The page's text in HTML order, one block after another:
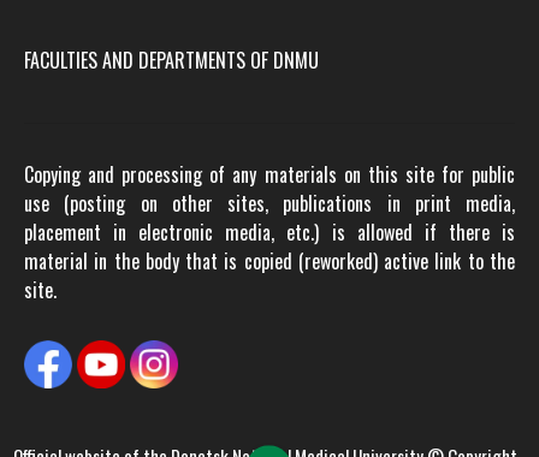
FACULTIES AND DEPARTMENTS OF DNMU
Copying and processing of any materials on this site for public
use (posting on other sites, publications in print media,
placement in electronic media, etc.) is allowed if there is
material in the body that is copied (reworked) active link to the
site.